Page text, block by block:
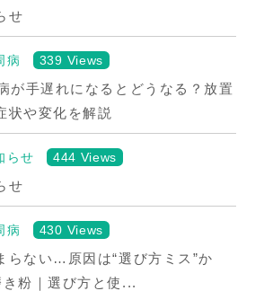
せ
病 339 Views
が手遅れになるとどうなる？放置
状や変化を解説
らせ 444 Views
せ
病 430 Views
らない…原因は“選び方ミス”か
粉｜選び方と使...